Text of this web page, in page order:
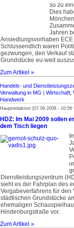
so zu
Dies
Jahren
Ansiedlungsvor­haben
Schlussendlich waren
gezwungen, den Verkauf
Grundstücke eu-weit
Zum Artikel »
Handels- und
Verwaltung in MG | Wirtschaft,
Handwerk
Hauptredaktion [07.09.2008 - 10:56
HDZ: Im Mai 2009 sollen
dem Tisch liegen
Dienstleistungszentrum
sieht es der Fahrplan des
Vergabeverfahrens für den
städtischen Grundstücke
ehemaligen
Hindenburgstraße vor.
Zum Artikel »